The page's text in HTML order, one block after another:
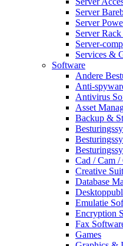
Server
Server
Server
Server-
Services &
Software
Andere
Anti-
Antivirus
Asset
Backup &
Cad / Cam /
Creative
Database
Emulatie
Encryption
Fax
Games